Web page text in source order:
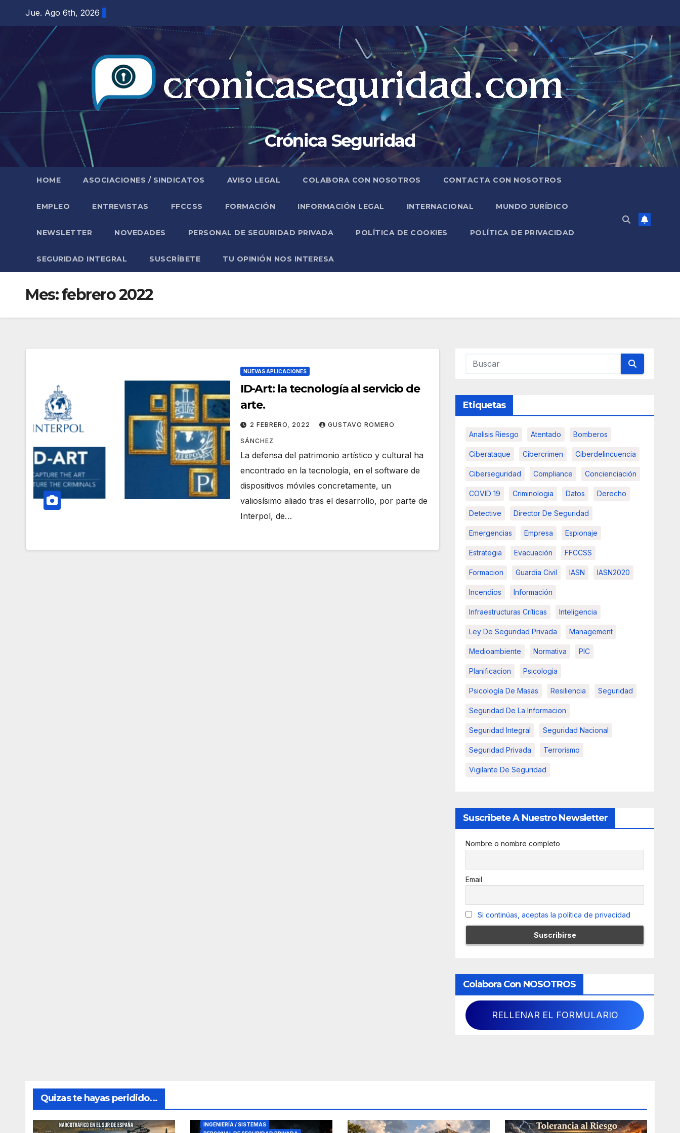
contenido
Jue. Ago 6th, 2026
Crónica Seguridad
HOME ASOCIACIONES / SINDICATOS AVISO LEGAL COLABORA CON NOSOTROS CONTACTA CON NOSOTROS
EMPLEO ENTREVISTAS FFCCSS FORMACIÓN INFORMACIÓN LEGAL INTERNACIONAL MUNDO JURÍDICO
NEWSLETTER NOVEDADES PERSONAL DE SEGURIDAD PRIVADA POLÍTICA DE COOKIES POLÍTICA DE PRIVACIDAD
SEGURIDAD INTEGRAL SUSCRÍBETE TU OPINIÓN NOS INTERESA
Mes:febrero 2022
NUEVAS APLICACIONES
ID-Art: la tecnología al servicio de
arte.
2 FEBRERO, 2022 GUSTAVO ROMERO
SÁNCHEZ
La defensa del patrimonio artístico y cultural ha
encontrado en la tecnología, en el software de
dispositivos móviles concretamente, un
valiosísimo aliado tras el desarrollo, por parte de
Interpol, de…
Etiquetas
Analisis Riesgo Atentado Bomberos
Ciberataque Cibercrimen Ciberdelincuencia
Ciberseguridad Compliance Concienciación
COVID 19 Criminologia Datos Derecho
Detective Director De Seguridad
Emergencias Empresa Espionaje
Estrategia Evacuación FFCCSS
Formacion Guardia Civil IASN IASN2020
Incendios Información
Infraestructuras Críticas Inteligencia
Ley De Seguridad Privada Management
Medioambiente Normativa PIC
Planificacion Psicologia
Psicología De Masas Resiliencia Seguridad
Seguridad De La Informacion
Seguridad Integral Seguridad Nacional
Seguridad Privada Terrorismo
Vigilante De Seguridad
Suscribete A Nuestro Newsletter
Nombre o nombre completo
Email
Si continúas, aceptas la política de privacidad
Colabora Con NOSOTROS
RELLENAR EL FORMULARIO
Quizas te hayas peridido...
INGENIERÍA / SISTEMAS